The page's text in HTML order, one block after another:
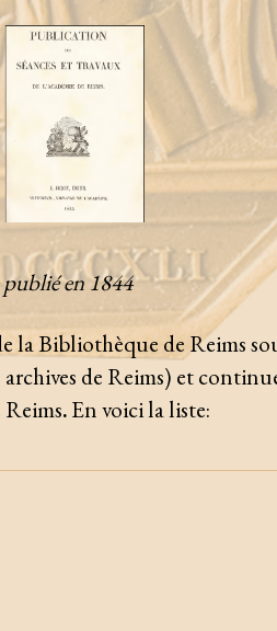
en 1844
la Bibliothèque de Reims
de Reims) et
.En voici la liste: